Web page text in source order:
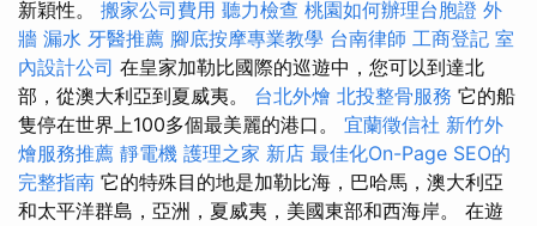
新穎性。 搬家公司費用 聽力檢查 桃園如何辦理台胞證 外
牆 漏水 牙醫推薦 腳底按摩專業教學 台南律師 工商登記 室
內設計公司 在皇家加勒比國際的巡遊中，您可以到達北
部，從澳大利亞到夏威夷。 台北外燴 北投整骨服務 它的船
隻停在世界上100多個最美麗的港口。 宜蘭徵信社 新竹外
燴服務推薦 靜電機 護理之家 新店 最佳化On-Page SEO的
完整指南 它的特殊目的地是加勒比海，巴哈馬，澳大利亞
和太平洋群島，亞洲，夏威夷，美國東部和西海岸。 在遊